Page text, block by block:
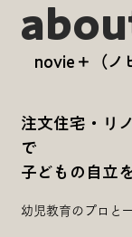
novie＋（ノ
注文住宅・リ
で
子どもの自立
幼児教育のプロと